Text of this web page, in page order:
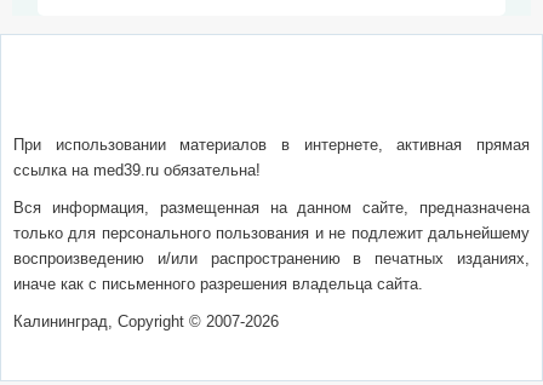
При использовании материалов в интернете, активная прямая
ссылка на med39.ru обязательна!
Вся информация, размещенная на данном сайте, предназначена
только для персонального пользования и не подлежит дальнейшему
воспроизведению и/или распространению в печатных изданиях,
иначе как с письменного разрешения владельца сайта.
Калининград, Copyright © 2007-2026